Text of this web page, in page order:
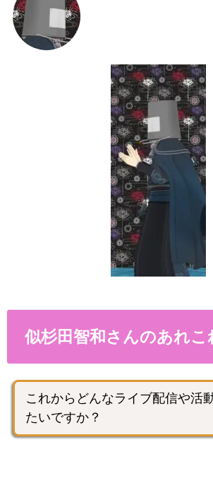
似杉田智和さんのあれこ
これからどんなライブ配信や活
たいですか？